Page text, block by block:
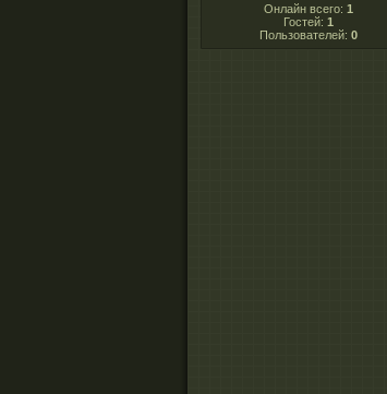
Онлайн всего: 1
Гостей: 1
Пользователей: 0